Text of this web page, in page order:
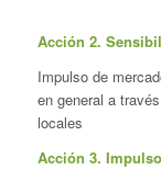
Acción 2.
Impulso de
en general a
locales
Acción 3.